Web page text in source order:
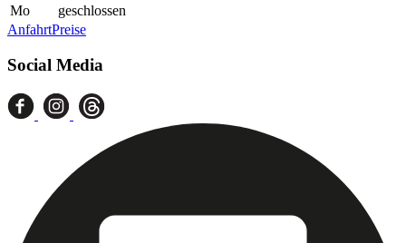
Mo
geschlossen
AnfahrtPreise
Social Media